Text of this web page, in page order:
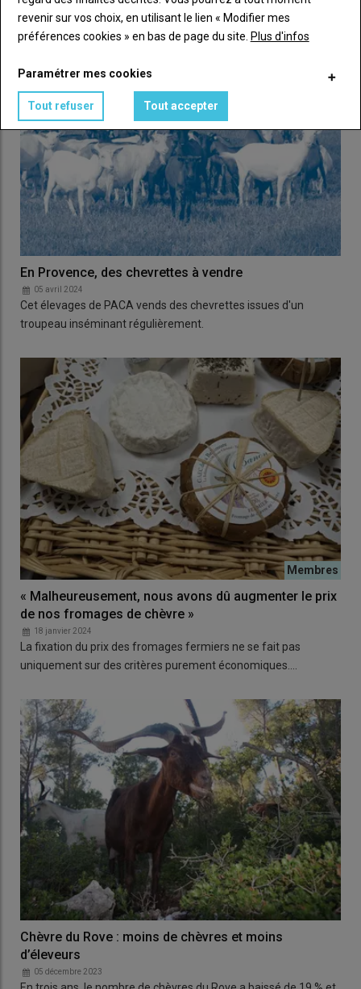
En Provence, des chevrettes à vendre
05 avril 2024
Cet élevages de PACA vends des chevrettes issues d'un
troupeau inséminant régulièrement.
« Malheureusement, nous avons dû augmenter le prix
de nos fromages de chèvre »
18 janvier 2024
La fixation du prix des fromages fermiers ne se fait pas
uniquement sur des critères purement économiques.…
Chèvre du Rove : moins de chèvres et moins
d’éleveurs
05 décembre 2023
revenir sur vos choix, en utilisant le lien « Modifier mes
préférences cookies » en bas de page du site. Plus d'infos
Paramétrer mes cookies
Tout refuser Tout accepter